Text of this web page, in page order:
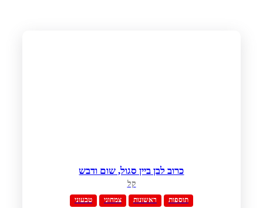
כרוב לבן ביין סגול, שום ודבש
קל
טבעוני צמחוני ראשונות תוספות